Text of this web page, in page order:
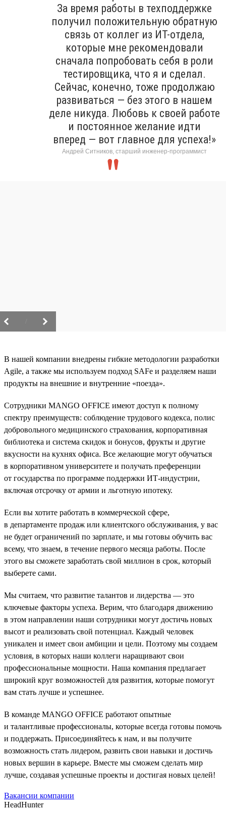
За время работы в техподдержке
получил положительную обратную
связь от коллег из ИТ-отдела,
которые мне рекомендовали
сначала попробовать себя в роли
тестировщика, что я и сделал.
Сейчас, конечно, тоже продолжаю
развиваться — без этого в нашем
деле никуда. Любовь к своей работе
и постоянное желание идти
вперед — вот главное для успеха!»
Андрей Ситников, старший инженер-программист
В нашей компании внедрены гибкие методологии разработки
Agile, а также мы используем подход SAFe и разделяем наши
продукты на внешние и внутренние «поезда».
Сотрудники MANGO OFFICE имеют доступ к полному
спектру преимуществ: соблюдение трудового кодекса, полис
добровольного медицинского страхования, корпоративная
библиотека и система скидок и бонусов, фрукты и другие
вкусности на кухнях офиса. Все желающие могут обучаться
в корпоративном университете и получать преференции
от государства по программе поддержки ИТ-индустрии,
включая отсрочку от армии и льготную ипотеку.
Если вы хотите работать в коммерческой сфере,
в департаменте продаж или клиентского обслуживания, у вас
не будет ограничений по зарплате, и мы готовы обучить вас
всему, что знаем, в течение первого месяца работы. После
этого вы сможете заработать свой миллион в срок, который
выберете сами.
Мы считаем, что развитие талантов и лидерства — это
ключевые факторы успеха. Верим, что благодаря движению
в этом направлении наши сотрудники могут достичь новых
высот и реализовать свой потенциал. Каждый человек
уникален и имеет свои амбиции и цели. Поэтому мы создаем
условия, в которых наши коллеги наращивают свои
профессиональные мощности. Наша компания предлагает
широкий круг возможностей для развития, которые помогут
вам стать лучше и успешнее.
В команде MANGO OFFICE работают опытные
и талантливые профессионалы, которые всегда готовы помочь
и поддержать. Присоединяйтесь к нам, и вы получите
возможность стать лидером, развить свои навыки и достичь
новых вершин в карьере. Вместе мы сможем сделать мир
лучше, создавая успешные проекты и достигая новых целей!
Вакансии компании
HeadHunter